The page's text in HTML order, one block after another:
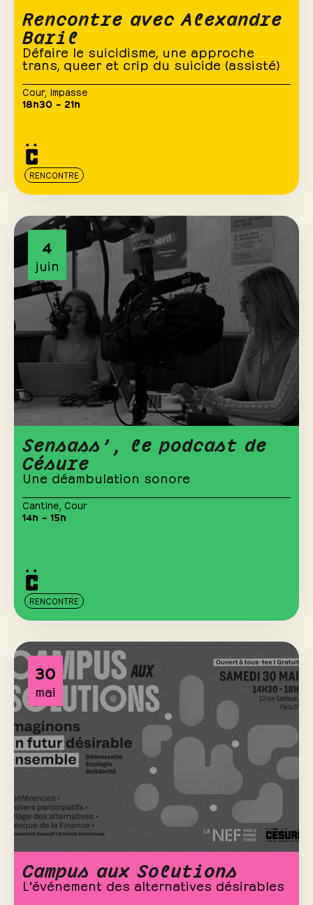
Rencontre avec Alexandre
Baril
Défaire le suicidisme, une approche
trans, queer et crip du suicide (assisté)
Cour, Impasse
18h30 – 21h
RENCONTRE
4
juin
Sensass’, le podcast de
Césure
Une déambulation sonore
Cantine Cour
14h – 15h
RENCONTRE
30
mai
Campus aux Solutions
L'événement des alternatives désirables